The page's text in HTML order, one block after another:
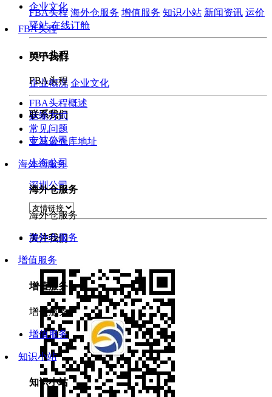
企业文化
FBA头程
FBA头程
FBA头程
FBA头程概述
运输方式
常见问题
亚马逊仓库地址
海外仓服务
海外仓服务
海外仓服务
海外仓服务
增值服务
增值服务
增值服务
增值服务
知识小站
知识小站
FBA头程 海外仓服务 增值服务 知识小站 新闻资讯 运价
驿站 在线订舱
关于我们
企业概况 企业文化
联系我们
宁波公司
上海公司
深圳公司
关注我们